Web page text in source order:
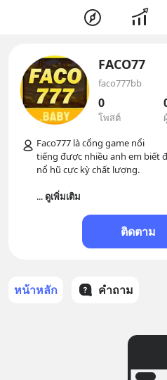
FACO77
faco777bb
0
โพสต์
Faco777 là cổng game nổi
tiếng được nhiều anh em biết
nổ hũ cực kỳ chất lượng.
... ดูเพิ่มเติม
ติดตาม
หน้าหลัก คำถาม